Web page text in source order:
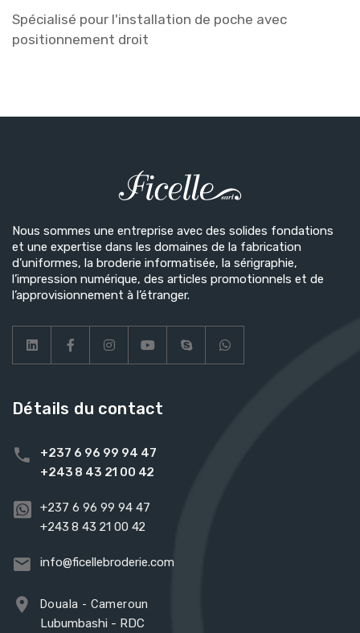
Spécialisé pour l'installation de poche avec
positionnement droit
Nous sommes une entreprise avec des solides fondations
et une expertise dans les domaines de la fabrication
d’uniformes, la broderie informatisée, la sérigraphie,
l’impression numérique, des articles promotionnels et de
l’approvisionnement à l’étranger.
Détails du contact
+237 6 96 99 94 47
+243 8 43 21 00 42
+237 6 96 99 94 47
+243 8 43 21 00 42
info@ficellebroderie.com
Douala - Cameroun
Lubumbashi - RDC